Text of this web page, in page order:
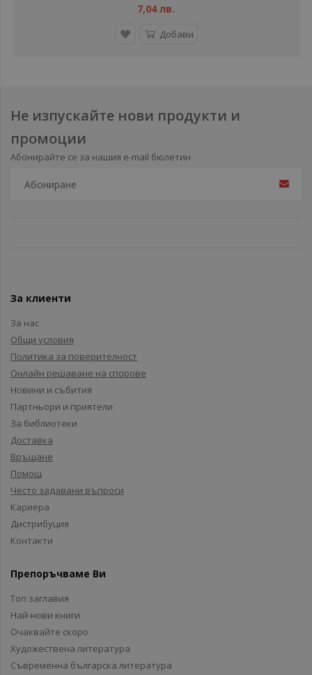
7,04 лв.
Добави
Не изпускайте нови продукти и
промоции
Абонирайте се за нашия e-mail бюлетин
За клиенти
За нас
Общи условия
Политика за поверителност
Онлайн решаване на спорове
Новини и събития
Партньори и приятели
За библиотеки
Доставка
Връщане
Помощ
Често задавани въпроси
Кариера
Дистрибуция
Контакти
Препоръчваме Ви
Топ заглавия
Най-нови книги
Очаквайте скоро
Художествена литература
Съвременна българска литература